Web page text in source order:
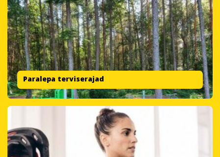
Paralepa terviserajad